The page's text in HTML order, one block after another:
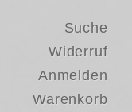
Suche
Widerruf
Anmelden
Warenkorb